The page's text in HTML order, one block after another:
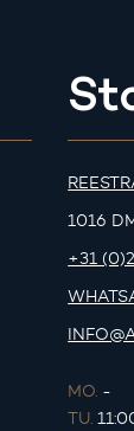
1016
+31
MO. -
TU.